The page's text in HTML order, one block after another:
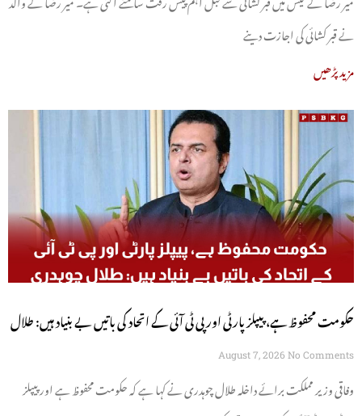
نے قبر کشائی کی اجازت دینے
مزید پڑھیں
حکومت محفوظ ہے، پیپلز پارٹی اور پی ٹی آئی کے اتحاد کی باتیں بے بنیاد ہیں: طلال
چوہدری
August 7, 2026 No Comments
وفاقی وزیر مملکت برائے داخلہ طلال چوہدری نے کہا ہے کہ حکومت محفوظ ہے اور پیپلز